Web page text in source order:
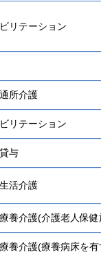
リテーション
所介護
リテーション
与
活介護
養介護(介護老人保健
養介護(療養病床を